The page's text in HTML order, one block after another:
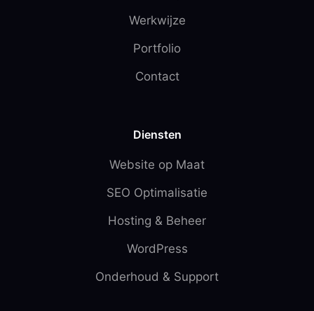
Werkwijze
Portfolio
Contact
Diensten
Website op Maat
SEO Optimalisatie
Hosting & Beheer
WordPress
Onderhoud & Support